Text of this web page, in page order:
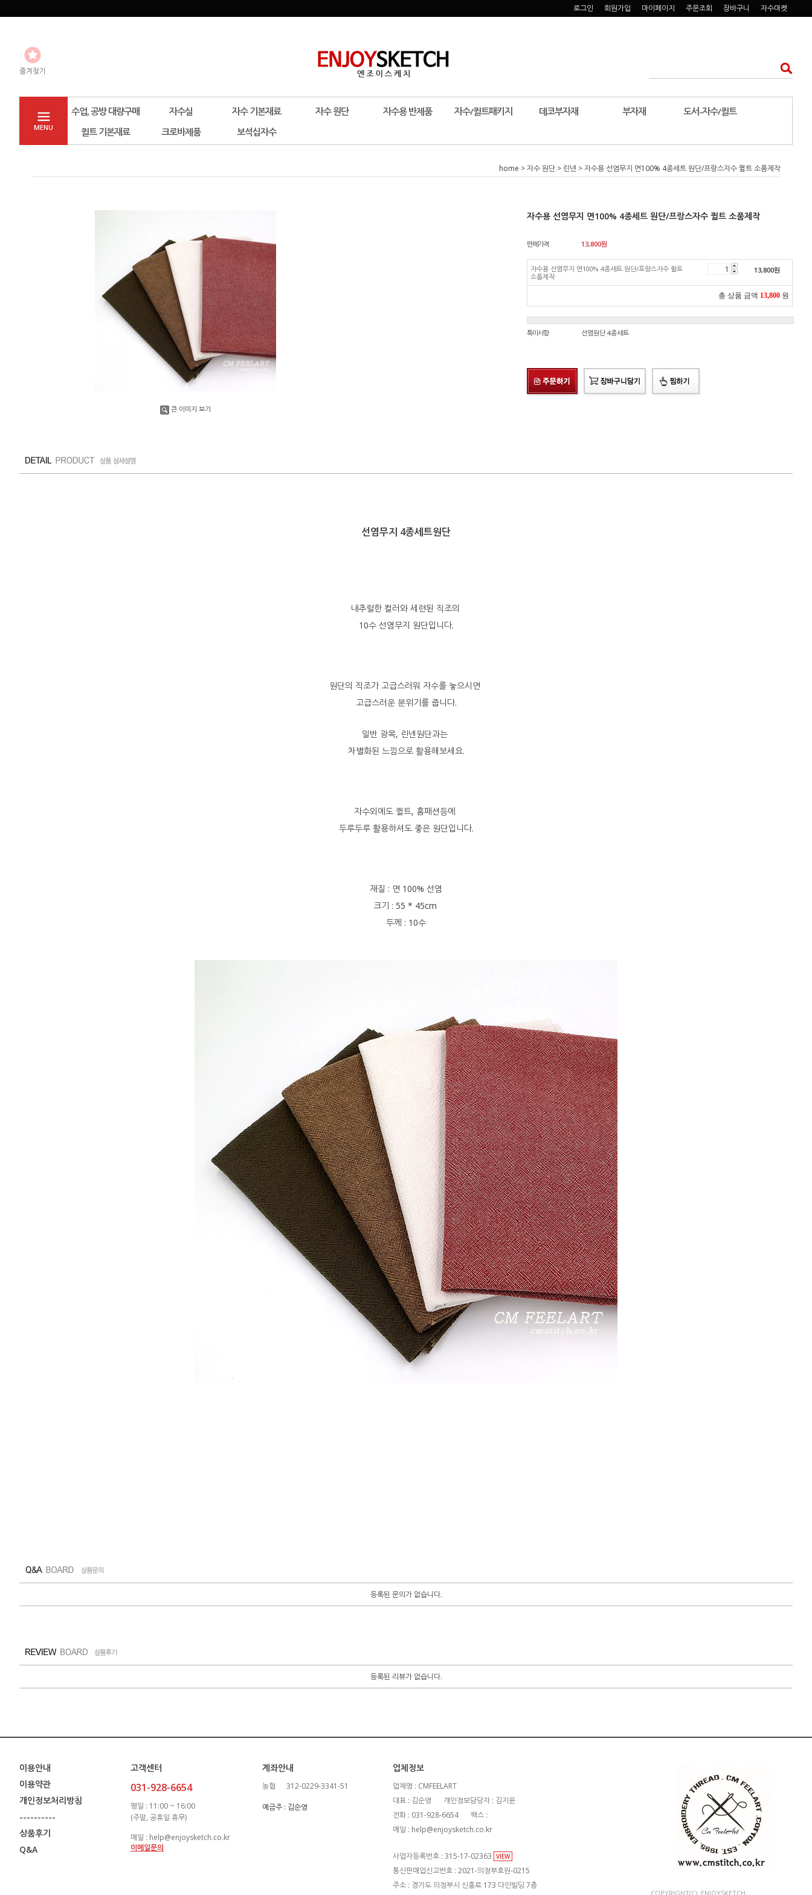
로그인 회원가입 마이페이지 주문조회 장바구니 자수마켓
즐겨찾기
MENU
수업, 공방 대량구매 자수실 자수 기본재료 자수 원단 자수용 반제품 자수/퀼트패키지 데코부자재 부자재
도서-자수/퀼트
퀼트 기본재료
크로바제품 보석십자수
home >자수 원단 > 린넨 > 자수용 선염무지 면100% 4종세트 원단/프랑스자수 퀼트 소품제작
큰 이미지 보기
자수용 선염무지 면100% 4종세트 원단/프랑스자수 퀼트 소품제작
판매가격 13,800원
자수용 선염무지 면100% 4종세트 원단/프랑스자수 퀼트
소품제작
13,800원
총 상품 금액 13,800 원
특이사항 선염원단 4종세트
선염무지 4종세트원단
내추럴한 컬러와 세련된 직조의
10수 선염무지 원단입니다.
원단의 직조가 고급스러워 자수를 놓으시면
고급스러운 분위기를 줍니다.
일반 광목, 린넨원단과는
차별화된 느낌으로 활용해보세요.
자수외에도 퀼트, 홈패션등에
두루두루 활용하셔도 좋은 원단입니다.
재질 : 면 100% 선염
크기 : 55 * 45cm
두께 : 10수
등록된 문의가 없습니다.
등록된 리뷰가 없습니다.
이용안내
이용약관
개인정보처리방침
----------
상품후기
Q&A
고객센터
031-928-6654
평일 : 11:00 ~ 16:00
(주말, 공휴일 휴무)
메일 : help@enjoysketch.co.kr
이메일문의
계좌안내
농협 312-0229-3341-51
예금주 : 김순영
업체정보
업체명 : CMFEELART
대표 : 김순영
개인정보담당자 : 김지윤
전화 : 031-928-6654
팩스 :
메일 : help@enjoysketch.co.kr
사업자등록번호 : 315-17-02363 VIEW
통신판매업신고번호 : 2021-의정부호원-0215
주소 : 경기도 의정부시 신흥로 173 다인빌딩 7층
COPYRIGHT(C). ENJOYSKETCH